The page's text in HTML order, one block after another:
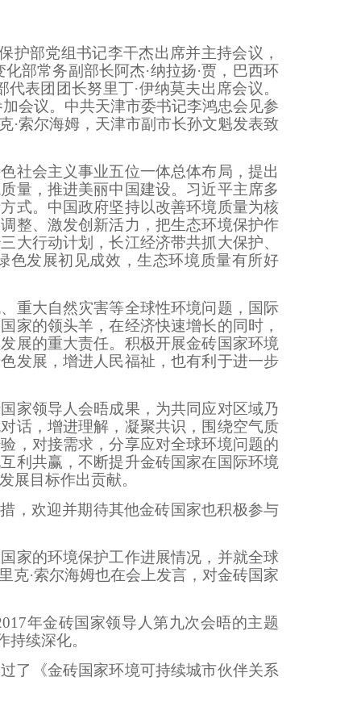
部党组书记李干杰出席并主持会议，
部常务副部长阿杰·纳拉扬·贾，巴西环
表团团长努里丁·伊纳莫夫出席会议。
会议。中共天津市委书记李鸿忠会见参
·索尔海姆，天津市副市长孙文魁发表致
会主义事业五位一体总体布局，提出
量，推进美丽中国建设。习近平主席多
式。中国政府坚持以改善环境质量为核
整、激发创新活力，把生态环境保护作
大行动计划，长江经济带共抓大保护、
色发展初见成效，生态环境质量有所好
大自然灾害等全球性环境问题，国际
家的领头羊，在经济快速增长的同时，
展的重大责任。积极开展金砖国家环境
发展，增进人民福祉，也有利于进一步
领导人会晤成果，为共同应对区域乃
话，增进理解，凝聚共识，围绕空气质
，对接需求，分享应对全球环境问题的
利共赢，不断提升金砖国家在国际环境
展目标作出贡献。
欢迎并期待其他金砖国家也积极参与
的环境保护工作进展情况，并就全球
克·索尔海姆也在会上发言，对金砖国家
年金砖国家领导人第九次会晤的主题
续深化。
了《金砖国家环境可持续城市伙伴关系